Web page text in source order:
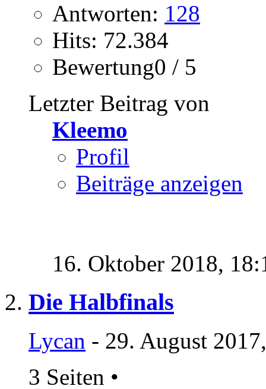
Antworten: 128
Hits: 72.384
Bewertung0 / 5
Letzter Beitrag von
Kleemo
Profil
Beiträge anzeigen
16. Oktober 2018,
Die Halbfinals
Lycan - 29. August
3 Seiten •